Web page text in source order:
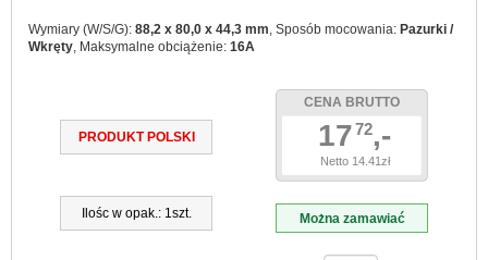
Wymiary (W/S/G): 88,2 x 80,0 x 44,3 mm, Sposób mocowania: Pazurki /
Wkręty, Maksymalne obciążenie: 16A
PRODUKT POLSKI
Ilośc w opak.: 1szt.
CENA BRUTTO
1772,-
Netto 14.41zł
Można zamawiać